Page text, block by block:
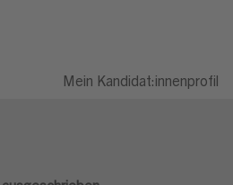
Mein Kandidat:innenprofil